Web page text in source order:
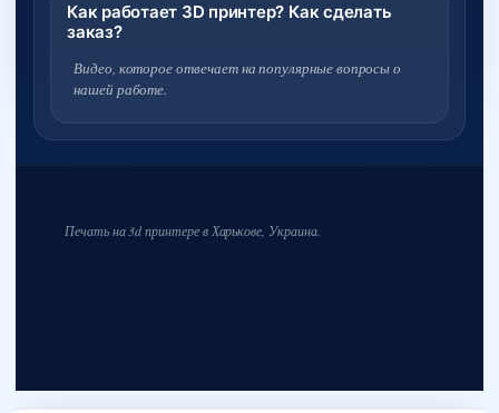
Как работает 3D принтер? Как сделать
заказ?
Видео, которое отвечает на популярные вопросы о
нашей работе.
Печать на 3d принтере в Харькове, Украина.